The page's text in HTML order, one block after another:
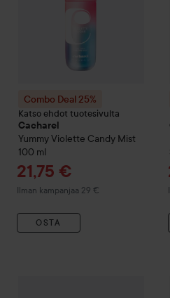
Combo Deal 25%
Katso ehdot tuotesivulta
Cacharel
Yummy Violette Candy Mist
100 ml
Tarjoushinta
21,75 €
Ilman kampanjaa 29 €
OSTA